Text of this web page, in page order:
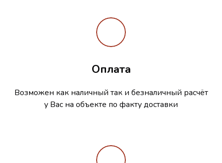
Оплата
Возможен как наличный так и безналичный расчёт
у Вас на объекте по факту доставки